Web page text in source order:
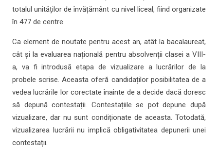
totalul unităților de învățământ cu nivel liceal, fiind organizate
în 477 de centre.
Ca element de noutate pentru acest an, atât la bacalaureat,
cât și la evaluarea națională pentru absolvenții clasei a VIII-
a, va fi introdusă etapa de vizualizare a lucrărilor de la
probele scrise. Aceasta oferă candidaților posibilitatea de a
vedea lucrările lor corectate înainte de a decide dacă doresc
să depună contestații. Contestațiile se pot depune după
vizualizare, dar nu sunt condiționate de aceasta. Totodată,
vizualizarea lucrării nu implică obligativitatea depunerii unei
contestații.